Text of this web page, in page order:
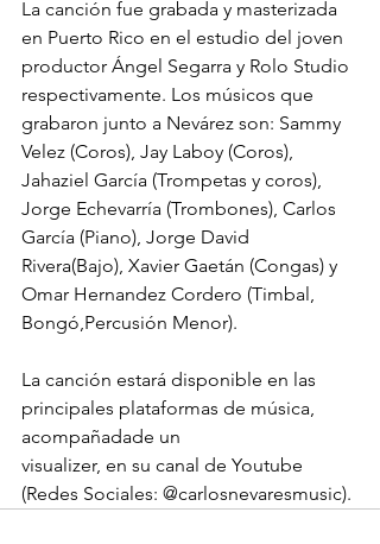
La canción fue grabada y masterizada
en Puerto Rico en el estudio del joven
productor Ángel Segarra y Rolo Studio
respectivamente. Los músicos que
grabaron junto a Nevárez son: Sammy
Velez (Coros), Jay Laboy (Coros),
Jahaziel García (Trompetas y coros),
Jorge Echevarría (Trombones), Carlos
García (Piano), Jorge David
Rivera(Bajo), Xavier Gaetán (Congas) y
Omar Hernandez Cordero (Timbal,
Bongó,Percusión Menor).
La canción estará disponible en las
principales plataformas de música,
acompañadade un
visualizer, en su canal de Youtube
(Redes Sociales: @carlosnevaresmusic).